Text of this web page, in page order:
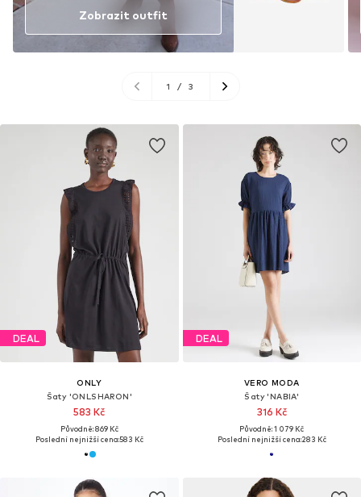
Zobrazit outfit
1 / 3
DEAL
ONLY
Šaty 'ONLSHARON'
583 Kč
Původně: 869 Kč
Poslední nejnižší cena:583 Kč
DEAL
VERO MODA
Šaty 'NABIA'
316 Kč
Původně: 1 079 Kč
Poslední nejnižší cena:283 Kč